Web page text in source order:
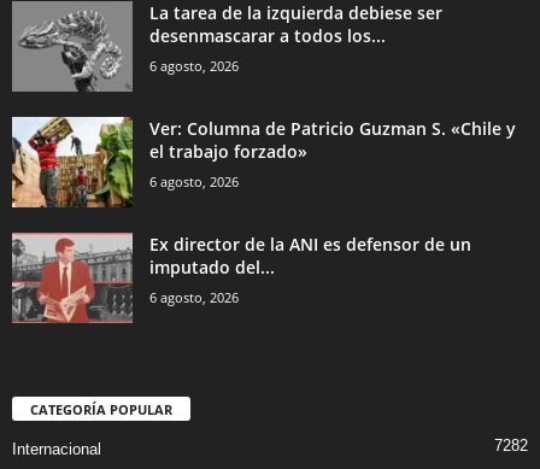
La tarea de la izquierda debiese ser
desenmascarar a todos los...
6 agosto, 2026
Ver: Columna de Patricio Guzman S. «Chile y
el trabajo forzado»
6 agosto, 2026
Ex director de la ANI es defensor de un
imputado del...
6 agosto, 2026
CATEGORÍA POPULAR
Internacional 7282